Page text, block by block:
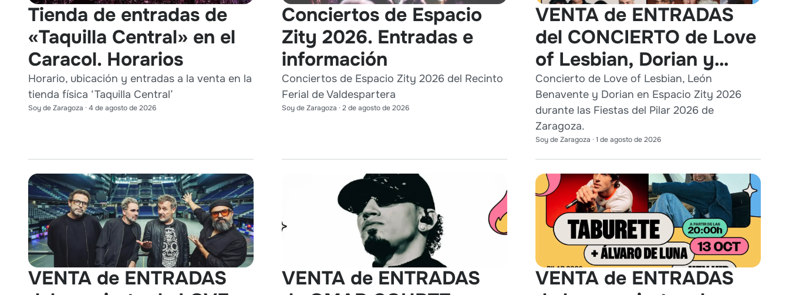
Tienda de entradas de
«Taquilla Central» en el
Caracol. Horarios
Horario, ubicación y entradas a la venta en la
tienda física ‘Taquilla Central’
Soy de Zaragoza · 4 de agosto de 2026
Conciertos de Espacio
Zity 2026. Entradas e
información
Conciertos de Espacio Zity 2026 del Recinto
Ferial de Valdespartera
Soy de Zaragoza · 2 de agosto de 2026
VENTA de ENTRADAS
del CONCIERTO de Love
of Lesbian, Dorian y
León Benavente en
Zaragoza 2026
Concierto de Love of Lesbian, León
Benavente y Dorian en Espacio Zity 2026
durante las Fiestas del Pilar 2026 de
Zaragoza.
Soy de Zaragoza · 1 de agosto de 2026
VENTA de ENTRADAS
VENTA de ENTRADAS
VENTA de ENTRADAS